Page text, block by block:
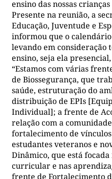
ensino das nossas
Presente na reunião, a
Educação, Juventude e
informou que o
levando em consideração
ensino, seja ela
“Estamos com várias
de Biossegurança, que
saúde, estruturação do
distribuição de EPIs
Individual]; a frente de
relação com a
fortalecimento de
estudantes veteranos e
Dinâmico, que está
curricular e nas
frente de Fortalecimento